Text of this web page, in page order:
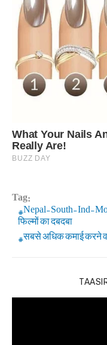
Tag:
Nepal-South-Ind-
फिल्मों का दबदबा
सबसे अधिक कमाई करने